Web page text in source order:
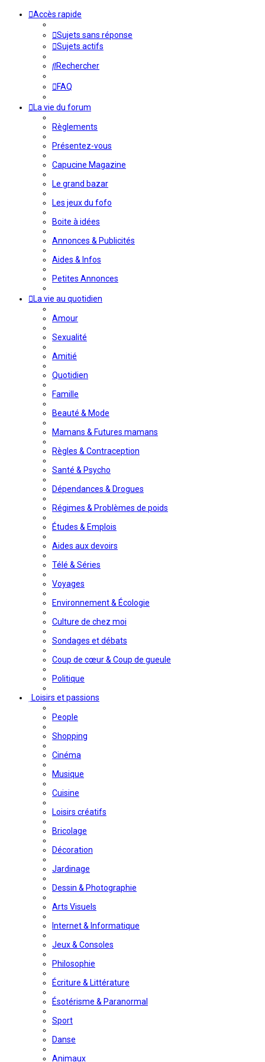
Accès rapide
Sujets sans réponse
Sujets actifs
Rechercher
FAQ
La vie du forum
Règlements
Présentez-vous
Capucine Magazine
Le grand bazar
Les jeux du fofo
Boite à idées
Annonces & Publicités
Aides & Infos
Petites Annonces
La vie au quotidien
Amour
Sexualité
Amitié
Quotidien
Famille
Beauté & Mode
Mamans & Futures mamans
Règles & Contraception
Santé & Psycho
Dépendances & Drogues
Régimes & Problèmes de poids
Études & Emplois
Aides aux devoirs
Télé & Séries
Voyages
Environnement & Écologie
Culture de chez moi
Sondages et débats
Coup de cœur & Coup de gueule
Politique
Loisirs et passions
People
Shopping
Cinéma
Musique
Cuisine
Loisirs créatifs
Bricolage
Décoration
Jardinage
Dessin & Photographie
Arts Visuels
Internet & Informatique
Jeux & Consoles
Philosophie
Écriture & Littérature
Ésotérisme & Paranormal
Sport
Danse
Animaux